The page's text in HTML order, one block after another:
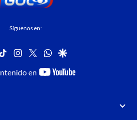
Síguenos en:
tiktok instagram
twitterwhatsapp
google
en
youtube-